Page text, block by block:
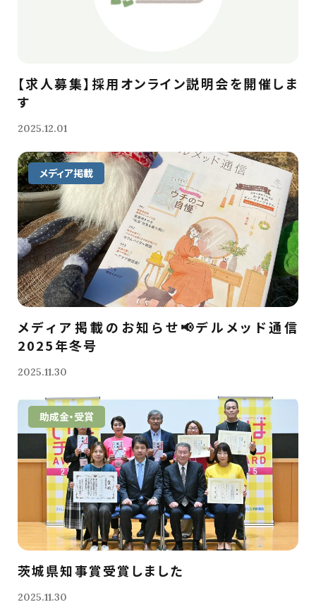
【求人募集】採用オンライン説明会を開催しま
す
2025.12.01
メディア掲載
メディア掲載のお知らせ📢デルメッド通信
2025年冬号
2025.11.30
助成金・受賞
茨城県知事賞受賞しました
2025.11.30